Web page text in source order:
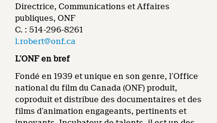
Directrice, Communications et Affaires
publiques, ONF
C. : 514-296-8261
l.robert@onf.ca
L’ONF en bref
Fondé en 1939 et unique en son genre, l’Office
national du film du Canada (ONF) produit,
coproduit et distribue des documentaires et des
films d’animation engageants, pertinents et